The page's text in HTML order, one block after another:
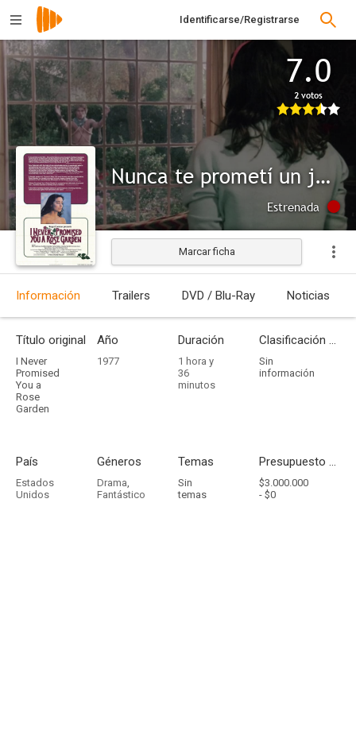
Identificarse/Registrarse
7.0
2 votos
Nunca te prometí un jardín de rosas
Estrenada
Marcar ficha
Información Trailers DVD / Blu-Ray Noticias
Título original
I Never
Promised
You a
Rose
Garden
Año
1977
Duración
1 hora y
36
minutos
Clasificación por edades
Sin
información
País
Estados
Unidos
Géneros
Drama,
Fantástico
Temas
Sin
temas
Presupuesto - Ingresos
$3.000.000
- $0